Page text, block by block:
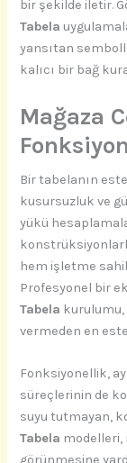
bir şekilde iletir.
Tabela
yansıtan
kalıcı bir bağ
Mağaza
Bir tabelanın
kusursuzluk ve
yükü
hem işletme
Profesyonel bir
Tabela kurulumu,
vermeden en
Fonksiyonellik,
süreçlerinin de
suyu tutmayan,
Tabela modelleri,
görünmesine